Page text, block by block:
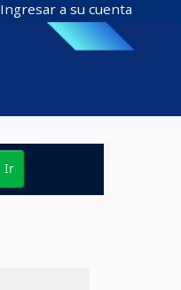
Ingresar a su cuenta
Ir